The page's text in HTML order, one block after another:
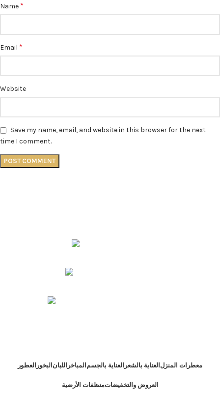
Name *
Email *
Website
Save my name, email, and website in this browser for the next
time I comment.
العطور البخوراللبان المباخرالعناية بالجسم العناية بالشعرمعطرات المنزل
منظفات الأرضيةالعروض والتخفيضات